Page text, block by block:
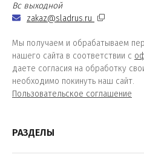
Вс выходной
zakaz@sladrus.ru
Мы получаем и обрабатываем
нашего сайта в соответствии с
даете согласия на обработку
необходимо покинуть наш сайт.
Пользовательское соглашение
РАЗДЕЛЫ